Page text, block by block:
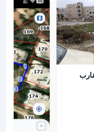
حي ام العقارب